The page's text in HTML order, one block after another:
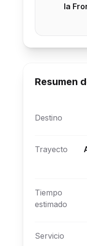
la
Resumen
Destino
Trayecto
Tiempo
estimado
Servicio